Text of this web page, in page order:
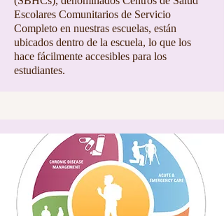
Escolares Comunitarios de Servicio
Completo en nuestras escuelas, están
ubicados dentro de la escuela, lo que los
hace fácilmente accesibles para los
estudiantes.